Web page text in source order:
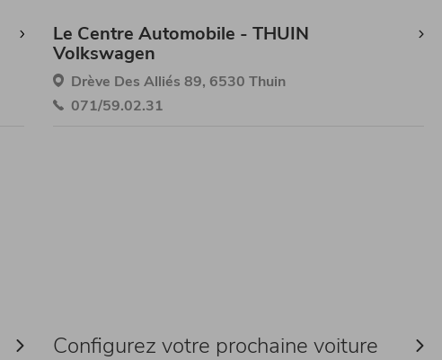
Le Centre Automobile - THUIN
Volkswagen
Drève Des Alliés 89, 6530 Thuin
071/59.02.31
Configurez votre prochaine voiture